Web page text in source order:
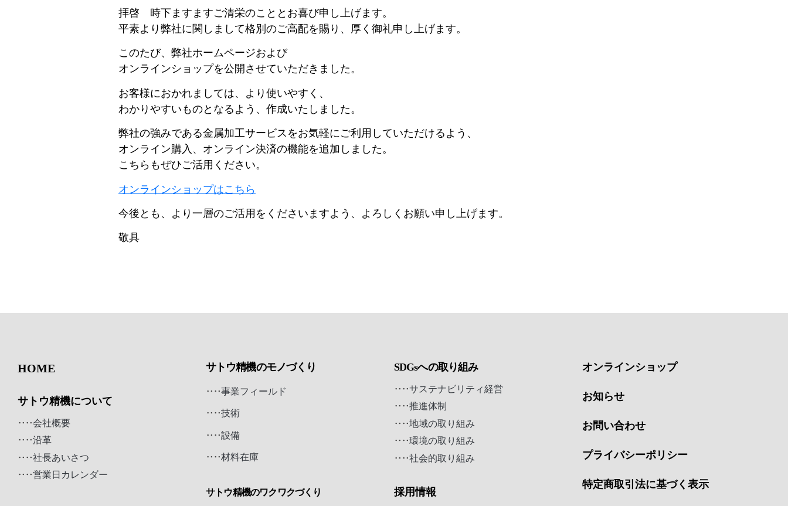
設備
WORKS
始まるモノづくり
トピックス
SUSTAINABILITY
サステナビリティ経営
推進体制
地域の取り組み
環境の取り組み
RECRUIT
募集要項
PRIVACY POLICY
LEGAL NOTICE
TERMS
お問い合わせ
ONLINE SHOP
拝啓 時下ますますご清栄のこととお喜び申し上げます。
平素より弊社に関しまして格別のご高配を賜り、厚く御礼申し上げます。
このたび、弊社ホームページおよび
オンラインショップを公開させていただきました。
お客様におかれましては、より使いやすく、
わかりやすいものとなるよう、作成いたしました。
弊社の強みである金属加工サービスをお気軽にご利用していただけるよう、
オンライン購入、オンライン決済の機能を追加しました。
こちらもぜひご活用ください。
オンラインショップはこちら
今後とも、より一層のご活用をくださいますよう、よろしくお願い申し上げます。
敬具
HOME
サトウ精機について
会社概要
沿革
社長あいさつ
営業日カレンダー
サトウ精機のモノづくり
事業フィールド
技術
設備
材料在庫
サトウ精機のワクワクづくり
SDGsへの取り組み
サステナビリティ経営
推進体制
地域の取り組み
環境の取り組み
社会的取り組み
採用情報
オンラインショップ
お知らせ
お問い合わせ
プライバシーポリシー
特定商取引法に基づく表示